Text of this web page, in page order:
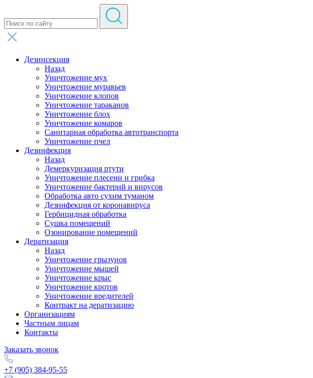
Дезинсекция
Назад
Уничтожение мух
Уничтожение муравьев
Уничтожение клопов
Уничтожение тараканов
Уничтожение блох
Уничтожение комаров
Санитарная обработка автотранспорта
Уничтожение пчел
Дезинфекция
Назад
Демеркуризация ртути
Уничтожение плесени и грибка
Уничтожение бактерий и вирусов
Обработка авто сухим туманом
Дезинфекция от коронавируса
Гербицидная обработка
Сушка помещений
Озонирование помещений
Дератизация
Назад
Уничтожение грызунов
Уничтожение мышей
Уничтожение крыс
Уничтожение кротов
Уничтожение вредителей
Контракт на дератизацию
Организациям
Частным лицам
Контакты
Заказать звонок
+7 (905) 384-95-55